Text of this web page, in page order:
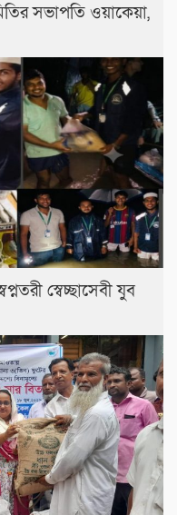
সভাপতি ওয়াকেয়া,
স্বেচ্ছাসেবী যুব